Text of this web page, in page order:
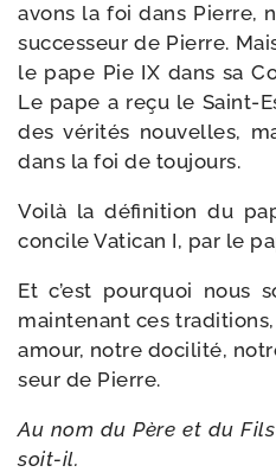
avons la foi dans Pierre,
suc­ces­seur de Pierre.
le pape Pie IX dans sa
Le pape a reçu le Saint-​
des véri­tés nou­velles,
dans la foi de toujours.
Voilà la défi­ni­tion du
concile Vatican I, par le
Et c’est pour­quoi nous
main­te­nant ces
amour, notre doci­li­té,
seur de Pierre.
Au nom du Père et du
soit-il.